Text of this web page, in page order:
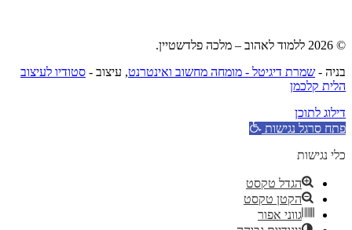
© 2026 ללמוד לאהוב – מלכה פלדשטיין.
בניה - שמרת דיגיטל - מומחה מחשוב ואינטרנט, עיצוב - סטודיו לעיצוב
הלית קלכמן
דילוג לתוכן
פתח סרגל נגישות
כלי נגישות
הגדל טקסט
הקטן טקסט
גווני אפור